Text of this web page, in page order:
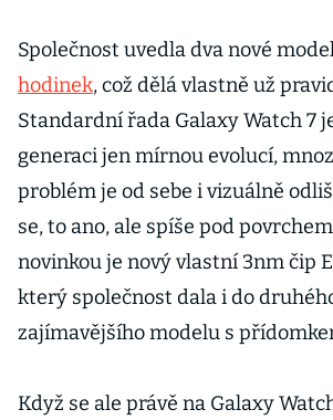
Společnost uvedla dva nové
hodinek, což dělá vlastně už
Standardní řada Galaxy Watch 7
generaci jen mírnou evolucí,
problém je od sebe i vizuálně
se, to ano, ale spíše pod
novinkou je nový vlastní 3nm čip
který společnost dala i do
zajímavějšího modelu s
Když se ale právě na Galaxy